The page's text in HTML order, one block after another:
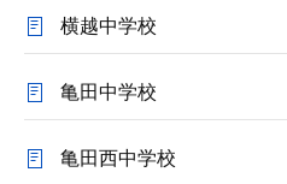
横越中学校
亀田中学校
亀田西中学校